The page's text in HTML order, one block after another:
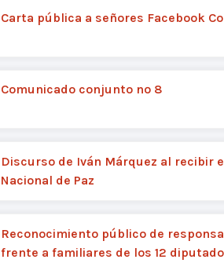
Carta pública a señores Facebook
Comunicado conjunto nº 8
Discurso de Iván Márquez al recibir
Nacional de Paz
Reconocimiento público de
frente a familiares de los 12